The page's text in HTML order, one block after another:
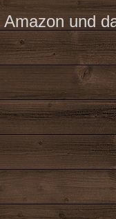
Amazon und